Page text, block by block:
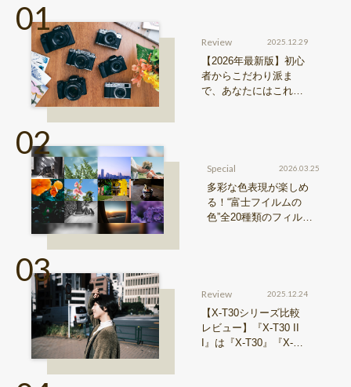
Review 2025.12.29
【2026年最新版】初心
者からこだわり派ま
で、あなたにはこれが
Special 2026.03.25
多彩な色表現が楽しめ
る！“富士フイルムの
色”全20種類のフィルム
Review 2025.12.24
【X-T30シリーズ比較
レビュー】『X-T30 II
I』は『X-T30』『X-T3